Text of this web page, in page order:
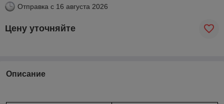
Отправка с 16 августа 2026
Цену уточняйте
Описание